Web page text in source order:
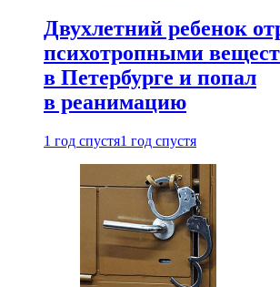
Двухлетний ребенок
психотропными
в Петербурге и попал
в реанимацию
1 год спустя1 год спустя